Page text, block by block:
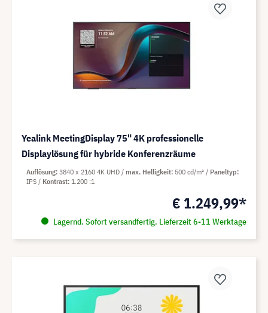
Yealink MeetingDisplay 75" 4K professionelle
Displaylösung für hybride Konferenzräume
€ 1.249,99*
Lagernd. Sofort versandfertig. Lieferzeit 6-11 Werktage
Auflösung 3840 x 2160 4K UHD max. Helligkeit 500 cd/m²
Paneltyp
IPS
Kontrast 1.200 :1